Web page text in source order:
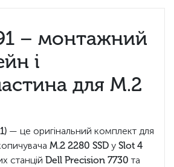
– монтажний
і
для M.2
— це оригінальний комплект для
M.2 2280 SSD у Slot 4
станцій Dell Precision 7730 та